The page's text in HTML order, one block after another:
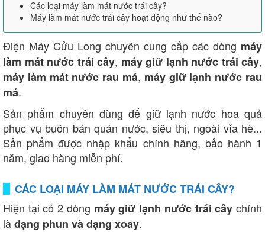
Các loại máy làm mát nước trái cây?
Máy làm mát nước trái cây hoạt động như thế nào?
Điện Máy Cửu Long chuyên cung cấp các dòng máy
làm mát nước trái cây, máy giữ lạnh nước trái cây,
máy làm mát nước rau má, máy giữ lạnh nước rau
má.
Sản phẩm chuyên dùng để giữ lạnh nước hoa quả
phục vụ buôn bán quán nước, siêu thị, ngoài vỉa hè...
Sản phẩm được nhập khẩu chính hãng, bảo hành 1
năm, giao hàng miễn phí.
CÁC LOẠI MÁY LÀM MÁT NƯỚC TRÁI CÂY?
Hiện tại có 2 dòng máy giữ lạnh nước trái cây chính
làdạng phun và dạng xoay.